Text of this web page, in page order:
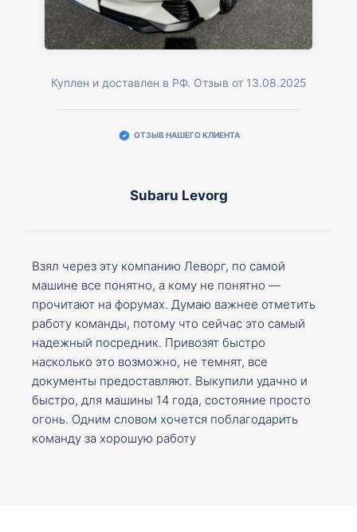
Куплен и доставлен в РФ. Отзыв от 13.08.2025
ОТЗЫВ НАШЕГО КЛИЕНТА
Subaru Levorg
Взял через эту компанию Леворг, по самой
машине все понятно, а кому не понятно —
прочитают на форумах. Думаю важнее отметить
работу команды, потому что сейчас это самый
надежный посредник. Привозят быстро
насколько это возможно, не темнят, все
документы предоставляют. Выкупили удачно и
быстро, для машины 14 года, состояние просто
огонь. Одним словом хочется поблагодарить
команду за хорошую работу